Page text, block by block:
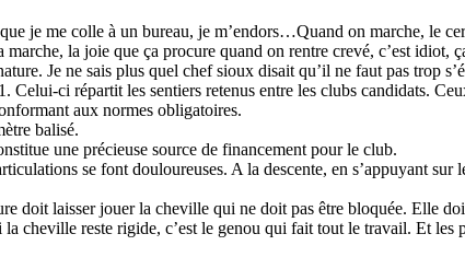
je me colle à un bureau, je m’endors…Quand on marche, le
la joie que ça procure quand on rentre crevé, c’est idiot,
Je ne sais plus quel chef sioux disait qu’il ne faut pas trop
ci répartit les sentiers retenus entre les clubs candidats.
aux normes obligatoires.
balisé.
une précieuse source de financement pour le club.
se font douloureuses. A la descente, en s’appuyant
doit laisser jouer la cheville qui ne doit pas être bloquée. Elle
cheville reste rigide, c’est le genou qui fait tout le travail. Et